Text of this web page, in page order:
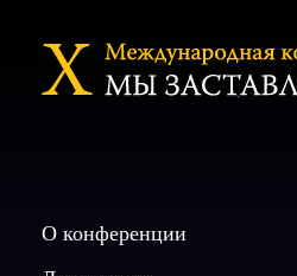
О конференции